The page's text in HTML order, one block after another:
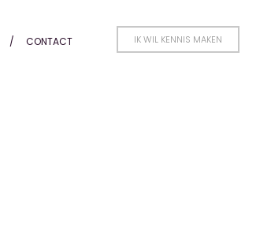
IK WIL KENNIS MAKEN
CONTACT